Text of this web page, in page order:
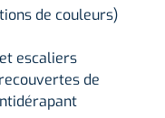
de couleurs)
escaliers
de